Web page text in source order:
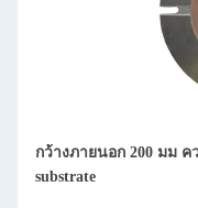
กว้างภายนอก 200 มม ค
substrate